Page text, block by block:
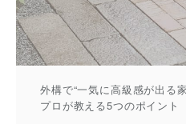
外構で“一気に高級感が出る
プロが教える5つのポイント